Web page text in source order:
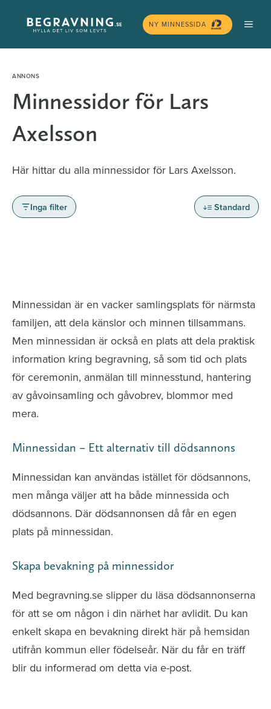
innehåll
NY MINNESSIDA
Minnessidor för Lars
Axelsson
Här hittar du alla minnessidor för Lars Axelsson.
Inga filter Standard
Minnessidan är en vacker samlingsplats för närmsta
familjen, att dela känslor och minnen tillsammans.
Men minnessidan är också en plats att dela praktisk
information kring begravning, så som tid och plats
för ceremonin, anmälan till minnesstund, hantering
av gåvoinsamling och gåvobrev, blommor med
mera.
Minnessidan – Ett alternativ till dödsannons
Minnessidan kan användas istället för dödsannons,
men många väljer att ha både minnessida och
dödsannons. Där dödsannonsen då får en egen
plats på minnessidan.
Skapa bevakning på minnessidor
Med begravning.se slipper du läsa dödsannonserna
för att se om någon i din närhet har avlidit. Du kan
enkelt skapa en bevakning direkt här på hemsidan
utifrån kommun eller födelseår. När du får en träff
blir du informerad om detta via e-post.